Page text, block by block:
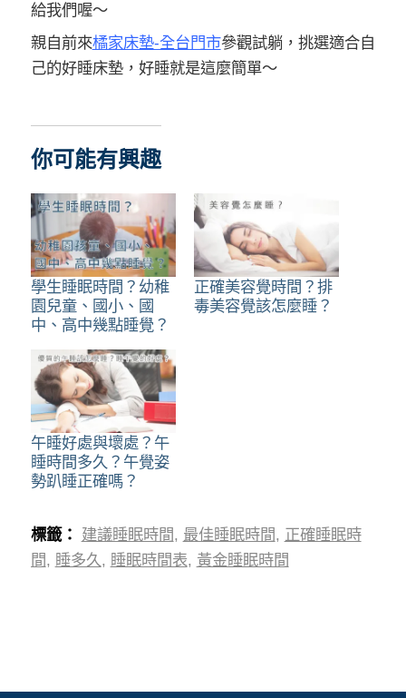
給我們喔～
親自前來橘家床墊-全台門市參觀試躺，挑選適合自
己的好睡床墊，好睡就是這麼簡單～
你可能有興趣
學生睡眠時間？幼稚
園兒童、國小、國
中、高中幾點睡覺？
正確美容覺時間？排
毒美容覺該怎麼睡？
午睡好處與壞處？午
睡時間多久？午覺姿
勢趴睡正確嗎？
標籤： 建議睡眠時間 最佳睡眠時間
正確睡眠時
間
睡多久 睡眠時間表 黃金睡眠時間